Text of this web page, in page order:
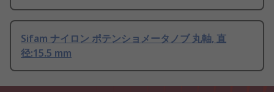
Sifam ナイロン ポテンショメータノブ 丸軸, 直
径:15.5 mm